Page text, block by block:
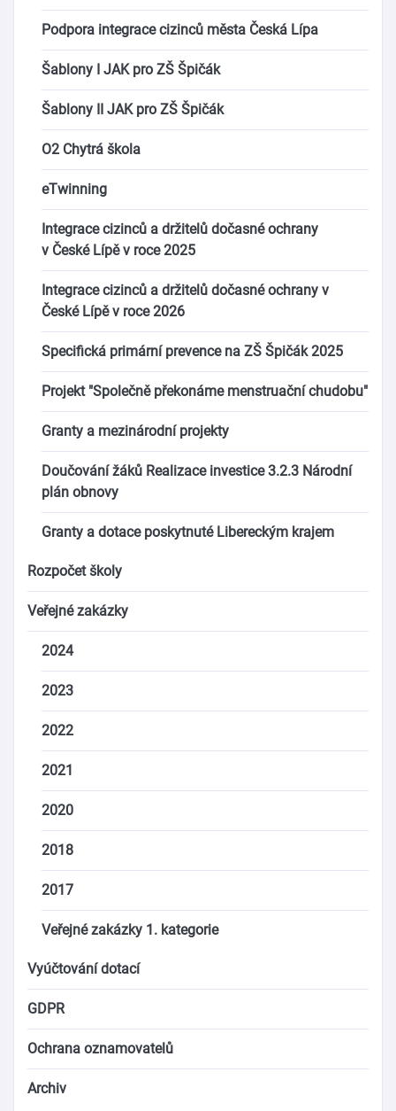
Podpora integrace cizinců města Česká Lípa
Šablony I JAK pro ZŠ Špičák
Šablony II JAK pro ZŠ Špičák
O2 Chytrá škola
eTwinning
Integrace cizinců a držitelů dočasné ochrany
v České Lípě v roce 2025
Integrace cizinců a držitelů dočasné ochrany v
České Lípě v roce 2026
Specifická primární prevence na ZŠ Špičák 2025
Projekt "Společně překonáme menstruační chudobu"
Granty a mezinárodní projekty
Doučování žáků Realizace investice 3.2.3 Národní
plán obnovy
Granty a dotace poskytnuté Libereckým krajem
Rozpočet školy
Veřejné zakázky
2024
2023
2022
2021
2020
2018
2017
Veřejné zakázky 1. kategorie
Vyúčtování dotací
GDPR
Ochrana oznamovatelů
Archiv